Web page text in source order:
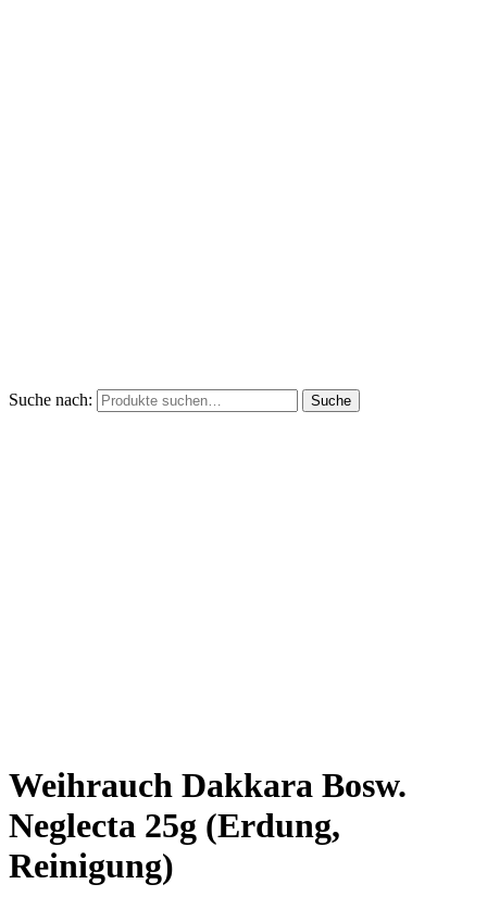
Suche nach: Suche
Weihrauch Dakkara Bosw.
Neglecta 25g (Erdung,
Reinigung)